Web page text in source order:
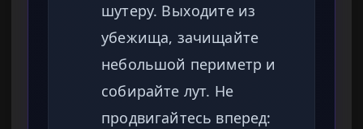
шутеру. Выходите из
убежища, зачищайте
небольшой периметр и
собирайте лут. Не
продвигайтесь вперед: